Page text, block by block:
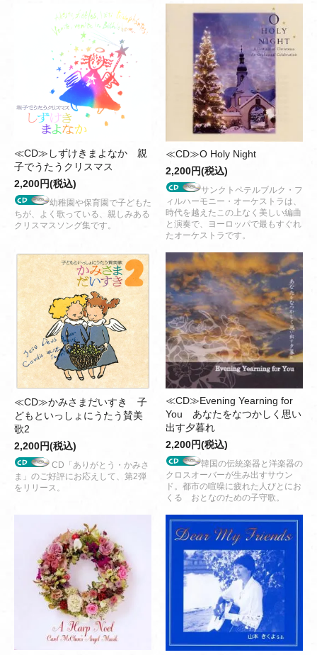
≪CD≫しずけきまよなか 親
子でうたうクリスマス
2,200円(税込)
幼稚園や保育園で子どもた
ちが、よく歌っている、親しみある
クリスマスソング集です。
≪CD≫O Holy Night
2,200円(税込)
サンクトペテルブルク・フ
ィルハーモニー・オーケストラは、
時代を越えたこの上なく美しい編曲
と演奏で、ヨーロッパで最もすぐれ
たオーケストラです。
≪CD≫かみさまだいすき 子
どもといっしょにうたう賛美
歌2
2,200円(税込)
CD「ありがとう・かみさ
ま」のご好評にお応えして、第2弾
をリリース。
≪CD≫Evening Yearning for
You あなたをなつかしく思い
出す夕暮れ
2,200円(税込)
韓国の伝統楽器と洋楽器の
クロスオーバーが生み出すサウン
ド。都市の喧噪に疲れた人びとにお
くる おとなのための子守歌。